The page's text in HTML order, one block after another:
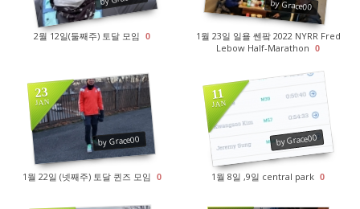
2월 12일(둘째주) 토달 모임 0
by Grace00
1월 23일 일욜 쎈팤 2022 NYRR Fred
Lebow Half-Marathon
0
23
JAN
by Grace00
1760
1월 22일 (넷째주) 토달 퀸즈 모임 0
11
JAN
by Grace00
1809
1월 8일 ,9일 central park 0